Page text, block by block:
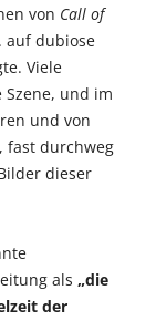
von Call of
auf dubiose
Viele
und im
und von
fast durchweg
dieser
als „die
der